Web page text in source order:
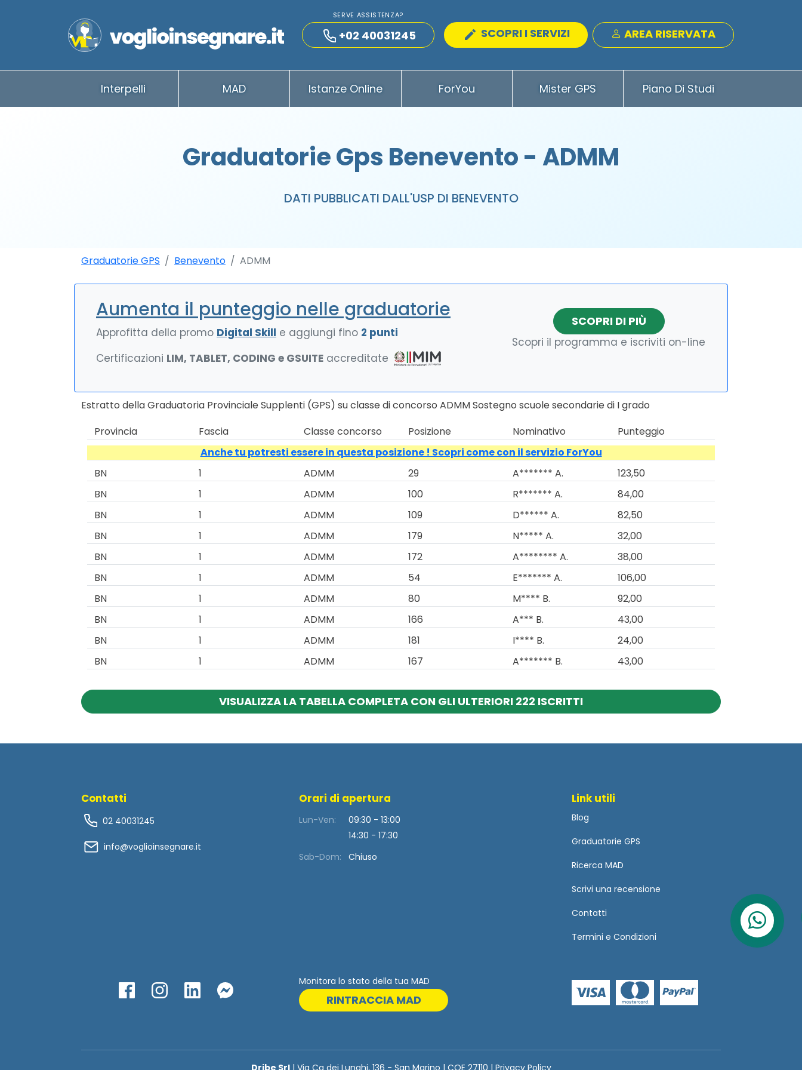
SERVE ASSISTENZA?
+02 40031245 SCOPRI I SERVIZI AREA RISERVATA
Interpelli MAD Istanze Online ForYou Mister GPS Piano Di Studi
Graduatorie Gps Benevento - ADMM
DATI PUBBLICATI DALL'USP DI BENEVENTO
Graduatorie GPS Benevento ADMM
Aumenta il punteggio nelle graduatorie
Approfitta della promo Digital Skill e aggiungi fino 2 punti
Certificazioni LIM, TABLET, CODING e GSUITE accreditate
SCOPRI DI PIÙ
Scopri il programma e iscriviti on-line
Estratto della Graduatoria Provinciale Supplenti (GPS) su classe di concorso ADMM Sostegno scuole secondarie di I grado
Provincia
Fascia Classe concorso Posizione Nominativo
Punteggio
Anche tu potresti essere in questa posizione ! Scopri come con il servizio ForYou
BN
1 ADMM 29 A******* A.
123,50
BN
1 ADMM 100 R******* A.
84,00
BN
1 ADMM 109 D****** A.
82,50
BN
1 ADMM 179 N***** A.
32,00
BN
1 ADMM 172 A******** A.
38,00
BN
1 ADMM 54 E******* A.
106,00
BN
1 ADMM 80 M**** B.
92,00
BN
1 ADMM 166 A*** B.
43,00
BN
1 ADMM 181 I**** B.
24,00
BN
1 ADMM 167 A******* B. 43,00
VISUALIZZA LA TABELLA COMPLETA CON GLI ULTERIORI 222 ISCRITTI
Contatti
02 40031245
info@voglioinsegnare.it
Orari di apertura
Lun-Ven:
09:30 - 13:00
14:30 - 17:30
Sab-Dom:
Chiuso
Link utili
Blog
Graduatorie GPS
Ricerca MAD
Scrivi una recensione
Contatti
Termini e Condizioni
Monitora lo stato della tua MAD
RINTRACCIA MAD
Dribe Srl| Via Ca dei Lunghi, 136 - San Marino | COE 27110 | Privacy Policy